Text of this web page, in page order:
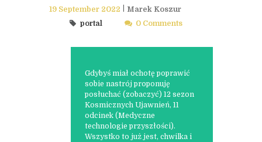
19 September 2022
Marek Koszur
portal
0 Comments
Gdybyś miał ochotę poprawić
sobie nastrój proponuję
posłuchać (zobaczyć) 12 sezon
Kosmicznych Ujawnień, 11
odcinek (Medyczne
technologie przyszłości).
Wszystko to już jest, chwilka i